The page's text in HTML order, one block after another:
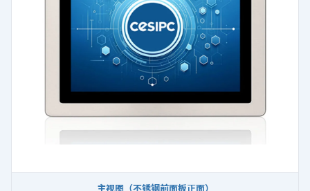
主视图（不锈钢前面板正面）